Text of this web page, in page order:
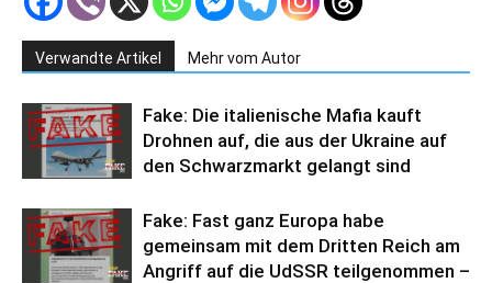
Verwandte Artikel Mehr vom Autor
Fake: Die italienische Mafia kauft
Drohnen auf, die aus der Ukraine auf
den Schwarzmarkt gelangt sind
Fake: Fast ganz Europa habe
gemeinsam mit dem Dritten Reich am
Angriff auf die UdSSR teilgenommen –